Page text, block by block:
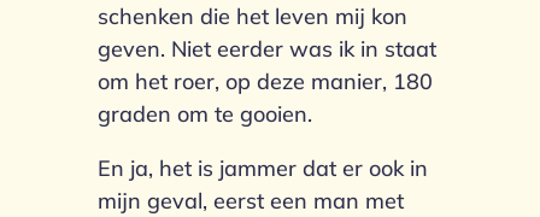
schenken die het leven mij kon
geven. Niet eerder was ik in staat
om het roer, op deze manier, 180
graden om te gooien.
En ja, het is jammer dat er ook in
mijn geval, eerst een man met